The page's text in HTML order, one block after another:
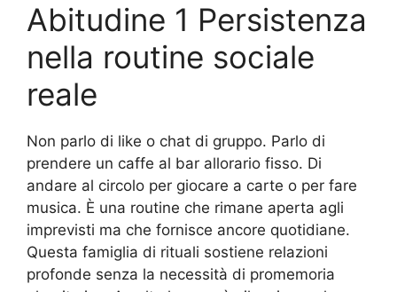
Abitudine 1 Persistenza
nella routine sociale
reale
Non parlo di like o chat di gruppo. Parlo di
prendere un caffe al bar allorario fisso. Di
andare al circolo per giocare a carte o per fare
musica. È una routine che rimane aperta agli
imprevisti ma che fornisce ancore quotidiane.
Questa famiglia di rituali sostiene relazioni
profonde senza la necessità di promemoria